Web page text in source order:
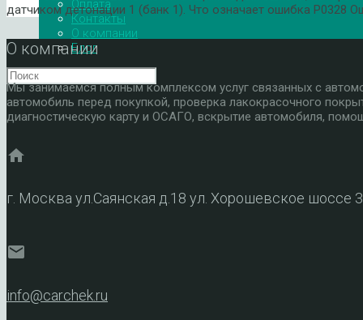
Оплата
Контакты
О компании
Блог
датчиком детонации 1 (банк 1). Что означает ошибка P0328
О компании
Мы занимаемся полным комплексом услуг связанных с
автомобиль перед покупкой, проверка лакокрасочного
диагностическую карту и ОСАГО, вскрытие автомобиля,
home
г. Москва ул.Саянская д.18 ул. Хорошевское шоссе
mail
info@carchek.ru